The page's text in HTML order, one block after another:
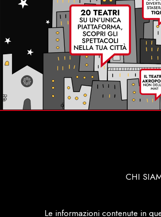
CHI
Le informazioni contenute in